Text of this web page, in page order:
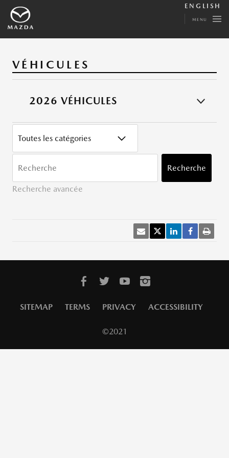
ENGLISH
MENU
VÉHICULES
2026 VÉHICULES
CATÉGORY
Recherche
Recherche avancée
SITEMAP TERMS PRIVACY ACCESSIBILITY
©2021